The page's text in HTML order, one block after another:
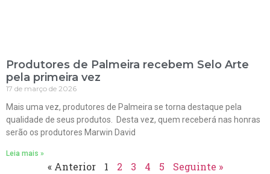
Produtores de Palmeira recebem Selo Arte
pela primeira vez
17 de março de 2026
Mais uma vez, produtores de Palmeira se torna destaque pela
qualidade de seus produtos. Desta vez, quem receberá nas honras
serão os produtores Marwin David
Leia mais »
« Anterior 1 2 3 4 5 Seguinte »